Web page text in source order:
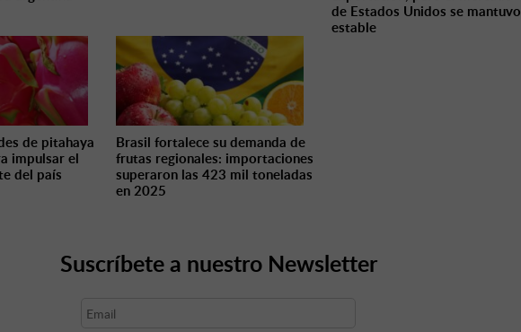
de Estados Unidos se mantuvo
estable
de pitahaya
impulsar el
del país
Brasil fortalece su demanda de
frutas regionales: importaciones
superaron las 423 mil toneladas
en 2025
Suscríbete a nuestro Newsletter